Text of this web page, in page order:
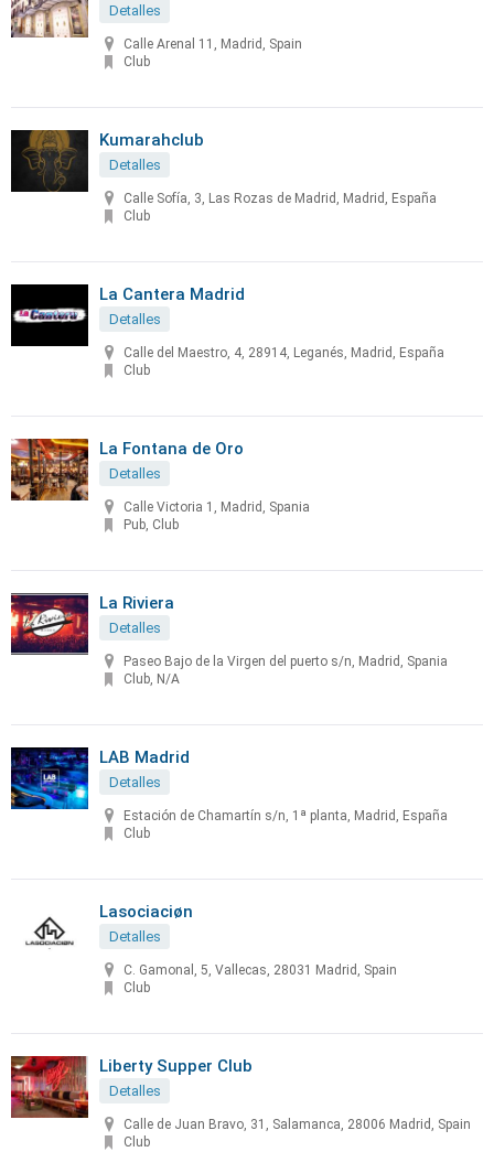
Detalles
Calle Arenal 11, Madrid, Spain
Club
Kumarahclub
Detalles
Calle Sofía, 3, Las Rozas de Madrid, Madrid, España
Club
La Cantera Madrid
Detalles
Calle del Maestro, 4, 28914, Leganés, Madrid, España
Club
La Fontana de Oro
Detalles
Calle Victoria 1, Madrid, Spania
Pub, Club
La Riviera
Detalles
Paseo Bajo de la Virgen del puerto s/n, Madrid, Spania
Club, N/A
LAB Madrid
Detalles
Estación de Chamartín s/n, 1ª planta, Madrid, España
Club
Lasociaciøn
Detalles
C. Gamonal, 5, Vallecas, 28031 Madrid, Spain
Club
Liberty Supper Club
Detalles
Calle de Juan Bravo, 31, Salamanca, 28006 Madrid, Spain
Club